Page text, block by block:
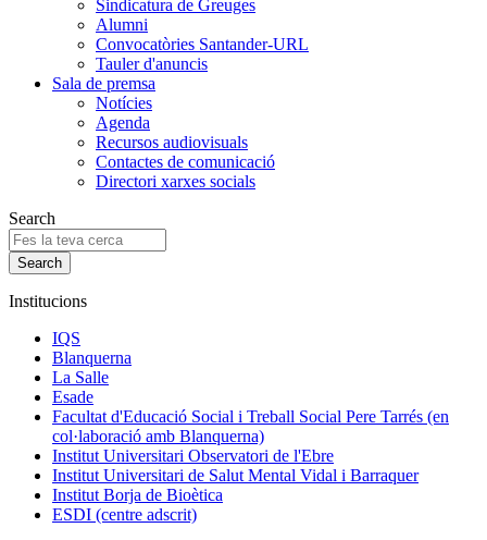
Sindicatura de Greuges
Alumni
Convocatòries Santander-URL
Tauler d'anuncis
Sala de premsa
Notícies
Agenda
Recursos audiovisuals
Contactes de comunicació
Directori xarxes socials
Search
Institucions
IQS
Blanquerna
La Salle
Esade
Facultat d'Educació Social i Treball Social Pere Tarrés (en
col·laboració amb Blanquerna)
Institut Universitari Observatori de l'Ebre
Institut Universitari de Salut Mental Vidal i Barraquer
Institut Borja de Bioètica
ESDI (centre adscrit)